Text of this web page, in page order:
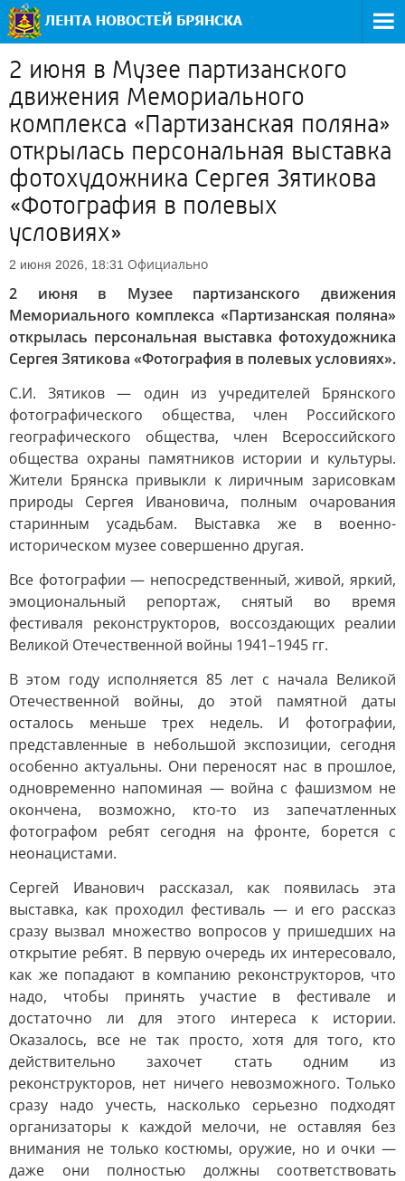
2 июня в Музее партизанского
движения Мемориального
комплекса «Партизанская поляна»
открылась персональная выставка
фотохудожника Сергея Зятикова
«Фотография в полевых
условиях»
2 июня 2026, 18:31 Официально
2 июня в Музее партизанского движения
Мемориального комплекса «Партизанская поляна»
открылась персональная выставка фотохудожника
Сергея Зятикова «Фотография в полевых условиях».
С.И. Зятиков — один из учредителей Брянского
фотографического общества, член Российского
географического общества, член Всероссийского
общества охраны памятников истории и культуры.
Жители Брянска привыкли к лиричным зарисовкам
природы Сергея Ивановича, полным очарования
старинным усадьбам. Выставка же в военно-
историческом музее совершенно другая.
Все фотографии — непосредственный, живой, яркий,
эмоциональный репортаж, снятый во время
фестиваля реконструкторов, воссоздающих реалии
Великой Отечественной войны 1941–1945 гг.
В этом году исполняется 85 лет с начала Великой
Отечественной войны, до этой памятной даты
осталось меньше трех недель. И фотографии,
представленные в небольшой экспозиции, сегодня
особенно актуальны. Они переносят нас в прошлое,
одновременно напоминая — война с фашизмом не
окончена, возможно, кто-то из запечатленных
фотографом ребят сегодня на фронте, борется с
неонацистами.
Сергей Иванович рассказал, как появилась эта
выставка, как проходил фестиваль — и его рассказ
сразу вызвал множество вопросов у пришедших на
открытие ребят. В первую очередь их интересовало,
как же попадают в компанию реконструкторов, что
надо, чтобы принять участие в фестивале и
достаточно ли для этого интереса к истории.
Оказалось, все не так просто, хотя для того, кто
действительно захочет стать одним из
реконструкторов, нет ничего невозможного. Только
сразу надо учесть, насколько серьезно подходят
организаторы к каждой мелочи, не оставляя без
внимания не только костюмы, оружие, но и очки —
даже они полностью должны соответствовать